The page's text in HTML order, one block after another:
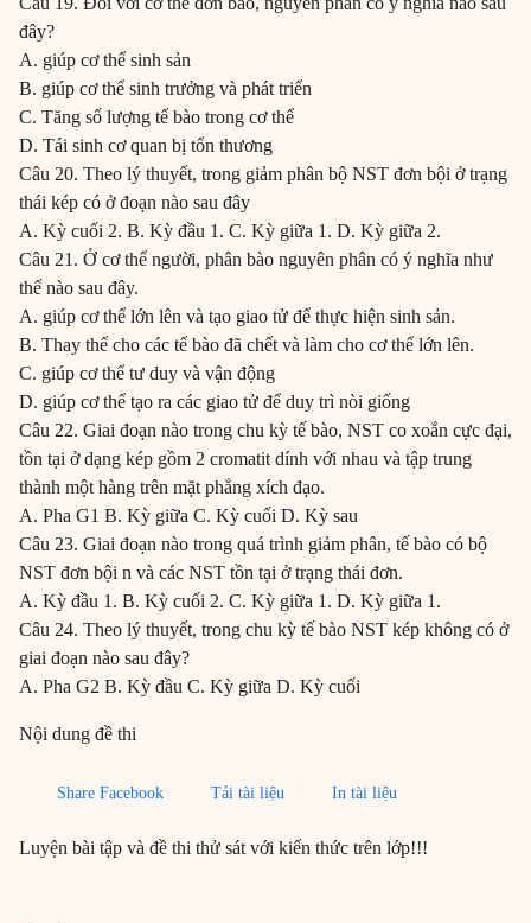
đây?
A. giúp cơ thể sinh sản
B. giúp cơ thể sinh trưởng và phát triển
C. Tăng số lượng tế bào trong cơ thể
D. Tái sinh cơ quan bị tổn thương
Câu 20. Theo lý thuyết, trong giảm phân bộ NST đơn bội ở trạng
thái kép có ở đoạn nào sau đây
A. Kỳ cuối 2. B. Kỳ đầu 1. C. Kỳ giữa 1. D. Kỳ giữa 2.
Câu 21. Ở cơ thể người, phân bào nguyên phân có ý nghĩa như
thế nào sau đây.
A. giúp cơ thể lớn lên và tạo giao tử để thực hiện sinh sản.
B. Thay thế cho các tế bào đã chết và làm cho cơ thể lớn lên.
C. giúp cơ thể tư duy và vận động
D. giúp cơ thể tạo ra các giao tử để duy trì nòi giống
Câu 22. Giai đoạn nào trong chu kỳ tế bào, NST co xoắn cực đại,
tồn tại ở dạng kép gồm 2 cromatit dính với nhau và tập trung
thành một hàng trên mặt phẳng xích đạo.
A. Pha G1 B. Kỳ giữa C. Kỳ cuối D. Kỳ sau
Câu 23. Giai đoạn nào trong quá trình giảm phân, tế bào có bộ
NST đơn bội n và các NST tồn tại ở trạng thái đơn.
A. Kỳ đầu 1. B. Kỳ cuối 2. C. Kỳ giữa 1. D. Kỳ giữa 1.
Câu 24. Theo lý thuyết, trong chu kỳ tế bào NST kép không có ở
giai đoạn nào sau đây?
A. Pha G2 B. Kỳ đầu C. Kỳ giữa D. Kỳ cuối
Nội dung đề thi
Share Facebook Tải tài liệu In tài liệu
Luyện bài tập và đề thi thử sát với kiến thức trên lớp!!!